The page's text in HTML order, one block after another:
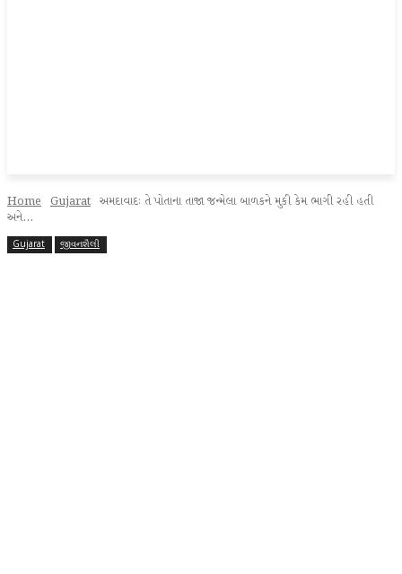
Home Gujarat અમદાવાદઃ તે પોતાના તાજા જન્મેલા બાળકને મુકી કેમ ભાગી રહી હતી
અને...
Gujarat જીવનશૈલી